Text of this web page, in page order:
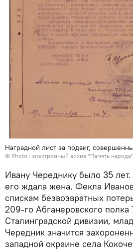
Наградной лист за подвиг,
© Photo : электронный архив "Память народа"
Ивану Череднику было 35
его ждала жена, Фекла
спискам безвозвратных
209-го Абганеровского полка
Сталинградской дивизии,
Чередник значится
западной окраине села